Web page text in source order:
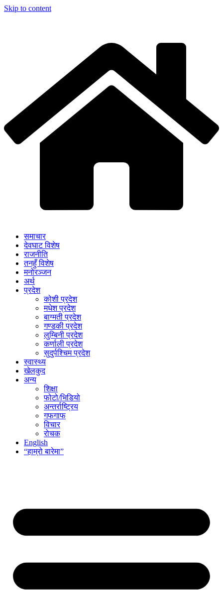
Skip to content
समाचार
देवघाट विशेष
राजनीति
तनहुँ विशेष
मनोरञ्जन
अर्थ
प्रदेश
कोशी प्रदेश
मधेश प्रदेश
बाग्मती प्रदेश
गण्डकी प्रदेश
लुम्बिनी प्रदेश
कर्णाली प्रदेश
सुदुर्पश्चिम प्रदेश
स्वास्थ्य
खेलकुद
अन्य
शिक्षा
फोटो/भिडियो
अन्तर्राष्ट्रिय
गफगाफ
विचार
रोचक
English
“हाम्रो बारेमा”